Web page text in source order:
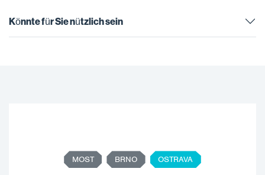
Könnte für Sie nützlich sein
MOST BRNO OSTRAVA